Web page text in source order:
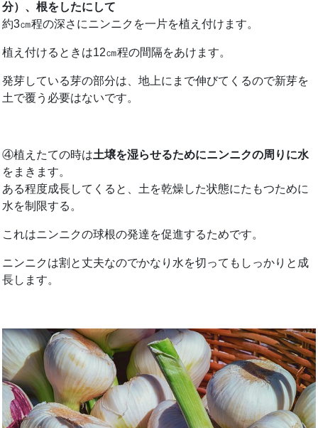
分）、根をしたにして
約3㎝程の深さにニンニクを一片を植え付けます。
植え付けるときは12㎝程の間隔をあけます。
発芽している芽の部分は、地上にまで伸びてくるので新芽を
土で覆う必要はないです。
④植えたての時は土壌を湿らせるためにニンニクの周りに水
をまきます。
ある程度成長してくると、土を乾燥した状態にたもつために
水を制限する。
これはニンニクの球根の発達を促進するためです。
ニンニクは割と丈夫なのでかなり水を切ってもしっかりと成
長します。